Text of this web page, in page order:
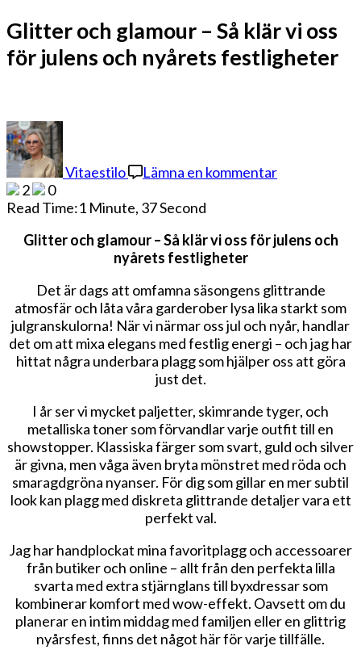
Glitter och glamour – Så klär vi oss
för julens och nyårets festligheter
Vitaestilo Lämna en kommentar
glamour
klär
för
julens
och
nyårets
festligheter
2
0
Read Time:1 Minute, 37 Second
Glitter och glamour – Så klär vi oss för julens och
nyårets festligheter
Det är dags att omfamna säsongens glittrande
atmosfär och låta våra garderober lysa lika starkt som
julgranskulorna! När vi närmar oss jul och nyår, handlar
det om att mixa elegans med festlig energi – och jag har
hittat några underbara plagg som hjälper oss att göra
just det.
I år ser vi mycket paljetter, skimrande tyger, och
metalliska toner som förvandlar varje outfit till en
showstopper. Klassiska färger som svart, guld och silver
är givna, men våga även bryta mönstret med röda och
smaragdgröna nyanser. För dig som gillar en mer subtil
look kan plagg med diskreta glittrande detaljer vara ett
perfekt val.
Jag har handplockat mina favoritplagg och accessoarer
från butiker och online – allt från den perfekta lilla
svarta med extra stjärnglans till byxdressar som
kombinerar komfort med wow-effekt. Oavsett om du
planerar en intim middag med familjen eller en glittrig
nyårsfest, finns det något här för varje tillfälle.